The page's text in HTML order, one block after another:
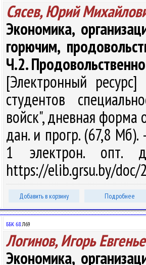
Сясев, Юрий
Экономика,
горючим,
Ч.2.
[Электронный
студентов
войск", дневная форма
дан. и прогр. (67,8
1 электрон. опт.
https://elib.grsu.by/doc/
Добавить в корзину Подробнее
ББК 68.Л69
Логинов, Игорь
Экономика,